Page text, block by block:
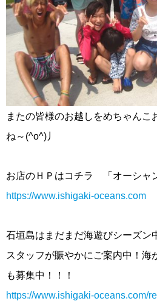
またの皆様のお越しをめちゃんこ
ね～(^o^)丿
お店のＨＰはコチラ 「オーシャ
https://www.ishigaki-oceans.com
石垣島はまだまだ海遊びシーズン
スタッフが賑やかにご案内中！海
も募集中！！！
https://www.ishigaki-oceans.com/